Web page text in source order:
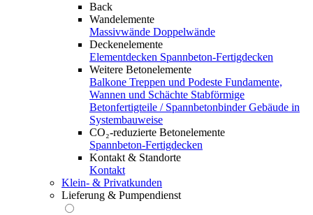
Back
Wandelemente
Massivwände Doppelwände
Deckenelemente
Elementdecken Spannbeton-Fertigdecken
Weitere Betonelemente
Balkone Treppen und Podeste Fundamente,
Wannen und Schächte Stabförmige
Betonfertigteile / Spannbetonbinder Gebäude in
Systembauweise
CO₂-reduzierte Betonelemente
Spannbeton-Fertigdecken
Kontakt & Standorte
Kontakt
Klein- & Privatkunden
Lieferung & Pumpendienst